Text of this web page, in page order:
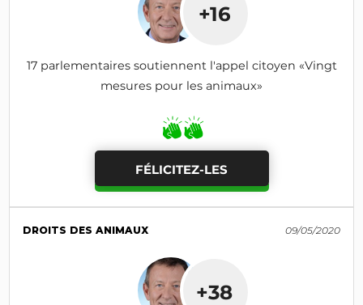
+16
17 parlementaires soutiennent l'appel citoyen «Vingt
mesures pour les animaux»
FÉLICITEZ-LES
DROITS DES ANIMAUX 09/05/2020
+38